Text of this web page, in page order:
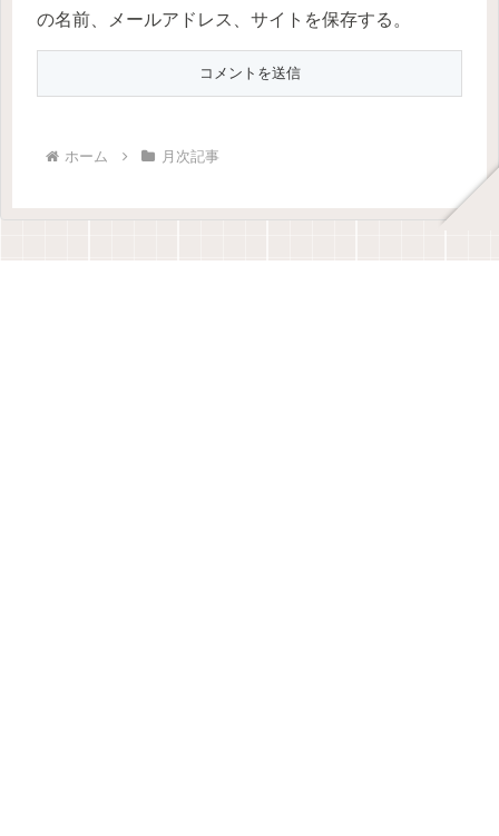
の名前、メールアドレス、サイトを保存する。
ホーム 月次記事